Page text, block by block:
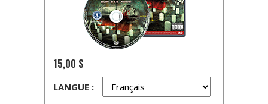
15,00 $
LANGUE :